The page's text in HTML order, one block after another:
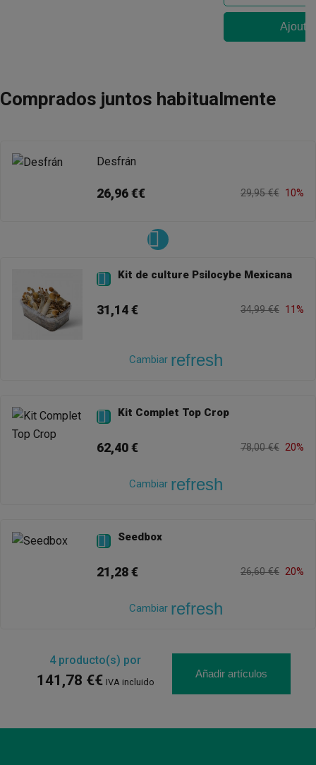
Comprados juntos habitualmente
Desfrán
26,96 €€ 29,95 €€ 10%
 Kit de culture Psilocybe Mexicana
31,14 € 34,99 €€ 11%
Cambiar refresh
 Kit Complet Top Crop
62,40 € 78,00 €€ 20%
Cambiar refresh
 Seedbox
21,28 € 26,60 €€ 20%
Cambiar refresh
4producto(s) por
141,78 €€ IVA incluido
Añadir artículos